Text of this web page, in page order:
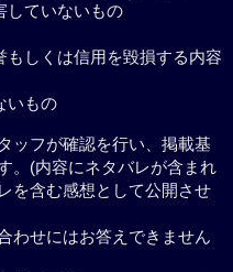
していないもの
しくは信用を毀損する内容
いもの
ッフが確認を行い、掲載基
。(内容にネタバレが含まれ
を含む感想として公開させ
わせにはお答えできません